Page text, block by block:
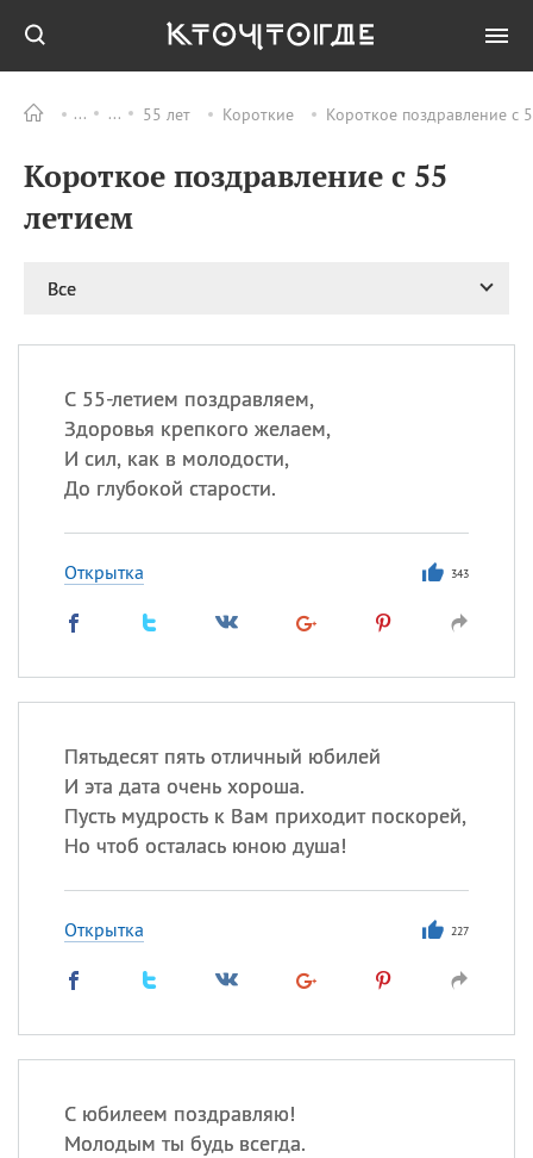
55 лет Короткие Короткое поздравление с
Короткое поздравление с 55
летием
Все
С 55-летием поздравляем,
Здоровья крепкого желаем,
И сил, как в молодости,
До глубокой старости.
Открытка 343
Пятьдесят пять отличный юбилей
И эта дата очень хороша.
Пусть мудрость к Вам приходит поскорей,
Но чтоб осталась юною душа!
Открытка 227
С юбилеем поздравляю!
Молодым ты будь всегда.
ПРАЗДНИКИ Все
09.08 День памяти жертв
день
рисового пудинга
09.08 День Дымняшки
ИМЕНА
Все
Сегодня празднуют именины
Посмотреть значениеи